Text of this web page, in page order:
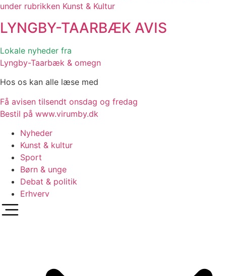
under rubrikken Kunst & Kultur
LYNGBY-TAARBÆK AVIS
Lokale nyheder fra
Lyngby-Taarbæk & omegn
Hos os kan alle læse med
Få avisen tilsendt onsdag og fredag
Bestil på www.virumby.dk
Nyheder
Kunst & kultur
Sport
Børn & unge
Debat & politik
Erhverv